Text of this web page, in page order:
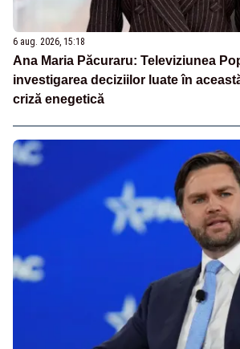
6 aug. 2026, 15:18
Ana Maria Păcuraru: Televiziunea
investigarea deciziilor luate în
criză enegetică